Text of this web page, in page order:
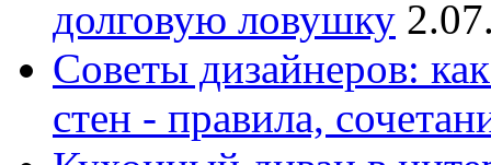
долговую ловушку
Советы дизайнеров:
стен - правила,